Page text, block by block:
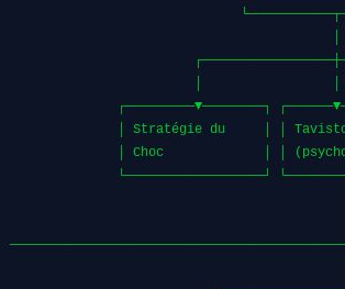
┌─────────▼────────┐
│ Stratégie du     │ │
│ Choc             │ │
└──────────────────┘